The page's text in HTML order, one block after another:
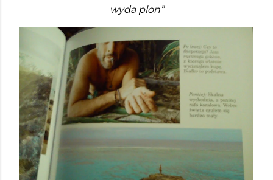
wyda plon”